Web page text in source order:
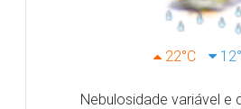
22°C
Nebulosidade variável e